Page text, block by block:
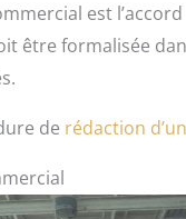
est
être formalisée
de rédaction